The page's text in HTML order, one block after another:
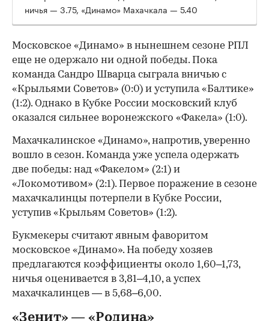
ничья — 3.75, «Динамо» Махачкала — 5.40
Московское «Динамо» в нынешнем сезоне РПЛ
еще не одержало ни одной победы. Пока
команда Сандро Шварца сыграла вничью с
«Крыльями Советов» (0:0) и уступила «Балтике»
(1:2). Однако в Кубке России московский клуб
оказался сильнее воронежского «Факела» (1:0).
Махачкалинское «Динамо», напротив, уверенно
вошло в сезон. Команда уже успела одержать
две победы: над «Факелом» (2:1) и
«Локомотивом» (2:1). Первое поражение в сезоне
махачкалинцы потерпели в Кубке России,
уступив «Крыльям Советов» (1:2).
Букмекеры считают явным фаворитом
московское «Динамо». На победу хозяев
предлагаются коэффициенты около 1,60–1,73,
ничья оценивается в 3,81–4,10, а успех
махачкалинцев — в 5,68–6,00.